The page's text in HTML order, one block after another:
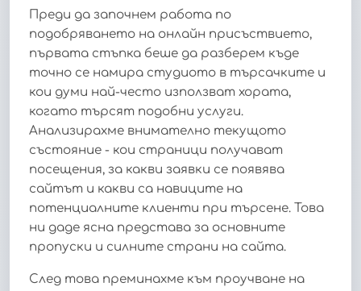
Преди да започнем работа по
подобряването на онлайн присъствието,
първата стъпка беше да разберем къде
точно се намира студиото в търсачките и
кои думи най-често използват хората,
когато търсят подобни услуги.
Анализирахме внимателно текущото
състояние - кои страници получават
посещения, за какви заявки се появява
сайтът и какви са навиците на
потенциалните клиенти при търсене. Това
ни даде ясна представа за основните
пропуски и силните страни на сайта.
След това преминахме към проучване на